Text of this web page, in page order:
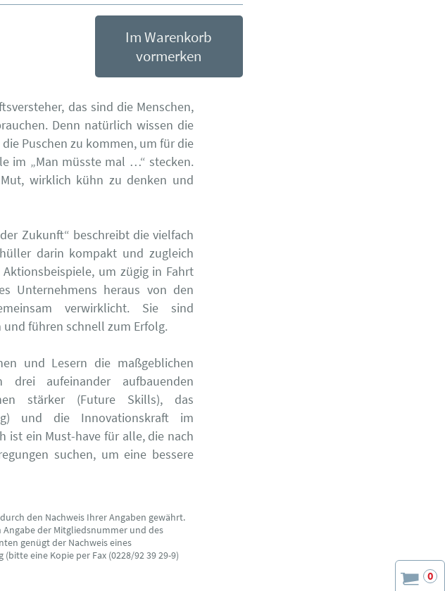
Im Warenkorb
vormerken
0
das sind die Menschen,
Denn natürlich wissen die
Puschen zu kommen, um für die
im „Man müsste mal …“ stecken.
wirklich kühn zu denken und
Zukunft“ beschreibt die vielfach
darin kompakt und zugleich
um zügig in Fahrt
Unternehmens heraus von den
verwirklicht. Sie sind
führen schnell zum Erfolg.
und Lesern die maßgeblichen
drei aufeinander aufbauenden
stärker (Future Skills), das
und die Innovationskraft im
ist ein Must-have für alle, die nach
suchen, um eine bessere
den Nachweis Ihrer Angaben gewährt.
Angabe der Mitgliedsnummer und des
genügt der Nachweis eines
eine Kopie per Fax (0228/92 39 29-9)